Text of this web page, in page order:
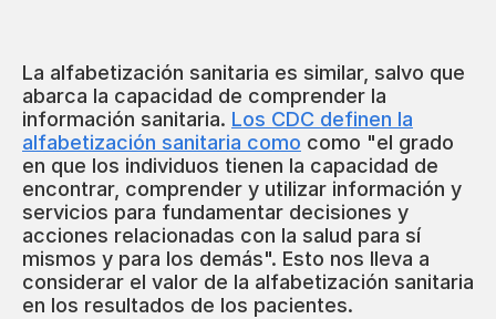
La alfabetización sanitaria es similar, salvo que
abarca la capacidad de comprender la
información sanitaria. Los CDC definen la
alfabetización sanitaria como como "el grado
en que los individuos tienen la capacidad de
encontrar, comprender y utilizar información y
servicios para fundamentar decisiones y
acciones relacionadas con la salud para sí
mismos y para los demás". Esto nos lleva a
considerar el valor de la alfabetización sanitaria
en los resultados de los pacientes.